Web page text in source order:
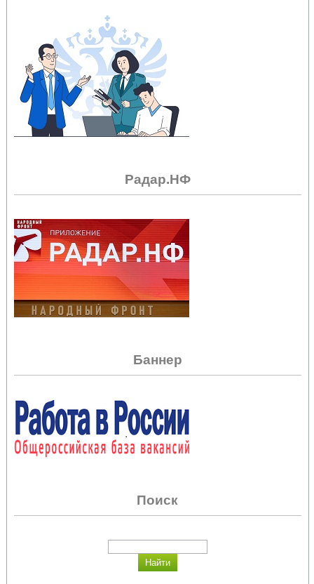
Радар.НФ
Баннер
Поиск